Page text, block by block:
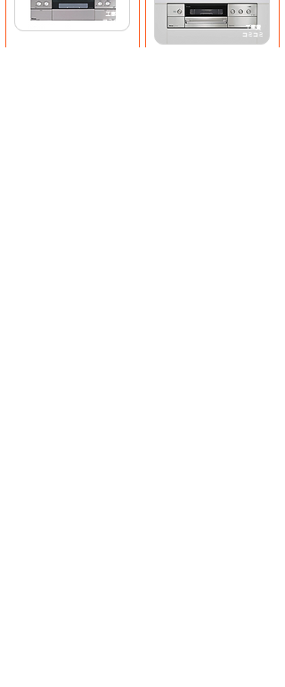
工事費
​コミコミ
工事費
​コミコミ